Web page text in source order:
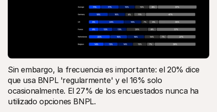
Sin embargo, la frecuencia es importante: el 20% dice
que usa BNPL 'regularmente' y el 16% solo
ocasionalmente. El 27% de los encuestados nunca ha
utilizado opciones BNPL.